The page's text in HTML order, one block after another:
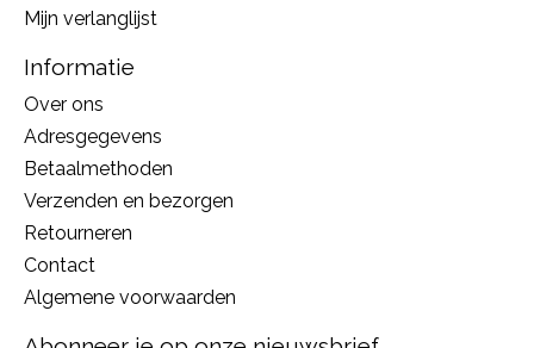
Mijn verlanglijst
Informatie
Over ons
Adresgegevens
Betaalmethoden
Verzenden en bezorgen
Retourneren
Contact
Algemene voorwaarden